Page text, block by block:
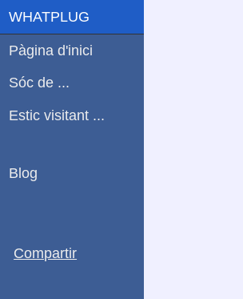
WHATPLUG
Pàgina d'inici
Sóc de ...
Estic visitant ...
Blog
Compartir